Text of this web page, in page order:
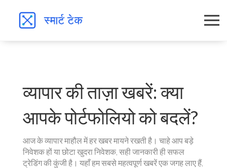
व्यापार की ताज़ा खबरें: क्या
आपके पोर्टफोलियो को बदलें?
आज के व्यापार माहौल में हर खबर मायने रखती है। चाहे आप बड़े
निवेशक हों या छोटा खुदरा निवेशक, सही जानकारी ही सफल
ट्रेडिंग की कुंजी है। यहाँ हम सबसे महत्वपूर्ण खबरें एक जगह लाए हैं,